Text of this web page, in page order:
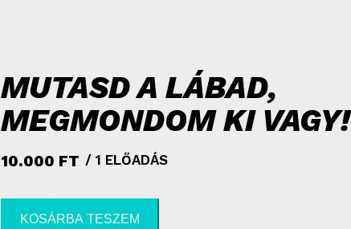
MUTASD A LÁBAD,
MEGMONDOM KI VAGY!
10.000 FT / 1 ELŐADÁS
KOSÁRBA TESZEM